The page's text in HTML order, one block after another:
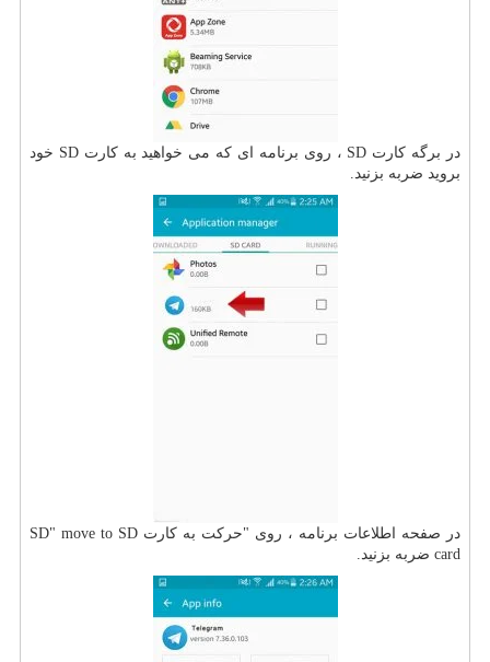
در برگه کارت SD ، روی برنامه ای که می خواهید به کارت SD خود
بروید ضربه بزنید.
در صفحه اطلاعات برنامه ، روی "حرکت به کارت SD" move to SD
card ضربه بزنید.